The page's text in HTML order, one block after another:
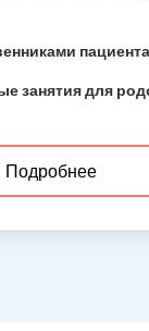
пациента
занятия для
Подробнее